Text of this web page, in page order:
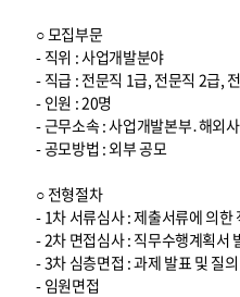
○ 모집부문
- 직위 : 사업개발분야
- 직급 : 전문직 1급, 전문직 2급,
- 인원 : 20명
- 근무소속 : 사업개발본부․해외
- 공모방법 : 외부 공모
○ 전형절차
- 1차 서류심사 : 제출서류에 의한
- 2차 면접심사 : 직무수행계획서
- 3차 심층면접 : 과제 발표 및 질
- 임원면접